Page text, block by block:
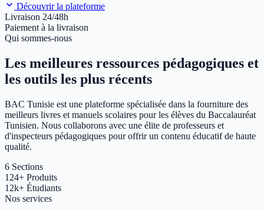
Découvrir la plateforme
Livraison 24/48h
Paiement à la livraison
Qui sommes-nous
Les meilleures ressources pédagogiques et
les outils les plus récents
BAC Tunisie est une plateforme spécialisée dans la fourniture des
meilleurs livres et manuels scolaires pour les élèves du Baccalauréat
Tunisien. Nous collaborons avec une élite de professeurs et
d'inspecteurs pédagogiques pour offrir un contenu éducatif de haute
qualité.
6 Sections
124+ Produits
12k+ Étudiants
Nos services